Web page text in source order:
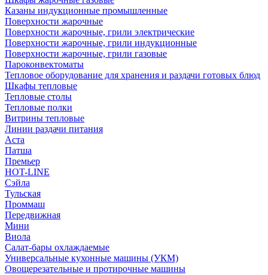
Казаны индукционные промышленные
Поверхности жарочные
Поверхности жарочные, грили электрические
Поверхности жарочные, грили индукционные
Поверхности жарочные, грили газовые
Пароконвектоматы
Тепловое оборудование для хранения и раздачи готовых блюд
Шкафы тепловые
Тепловые столы
Тепловые полки
Витрины тепловые
Линии раздачи питания
Аста
Патша
Премьер
HOT-LINE
Сэйла
Тульская
Проммаш
Передвижная
Мини
Виола
Салат-бары охлаждаемые
Универсальные кухонные машины (УКМ)
Овощерезательные и протирочные машины